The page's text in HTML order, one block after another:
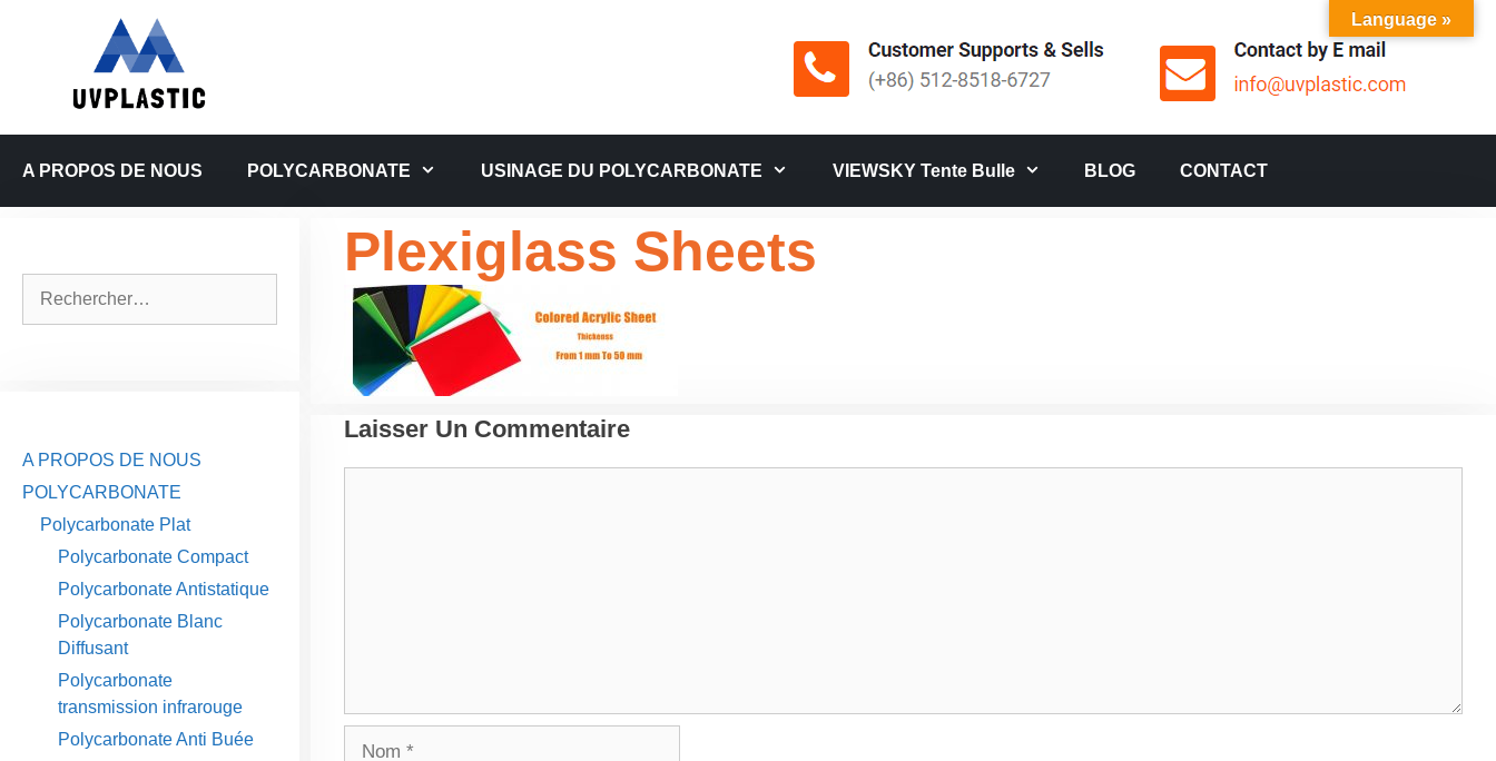
A PROPOS DE NOUS POLYCARBONATE USINAGE DU POLYCARBONATE VIEWSKY Tente Bulle BLOG CONTACT
Plexiglass Sheets
Laisser Un Commentaire
A PROPOS DE NOUS
POLYCARBONATE
Polycarbonate Plat
Polycarbonate Compact
Polycarbonate Antistatique
Polycarbonate Blanc
Diffusant
Polycarbonate
transmission infrarouge
Polycarbonate Anti Buée
Language »